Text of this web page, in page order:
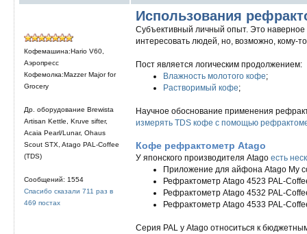
Кофемашина:Hario V60,
Аэропресс
Кофемолка:Mazzer Major for
Grocery
Др. оборудование Brewista
Artisan Kettle, Kruve sifter,
Acaia Pearl/Lunar, Ohaus
Scout STX, Atago PAL-Coffee
(TDS)
Сообщений: 1554
Спасибо сказали 711 раз в
469 постах
Использования
Субъективный личный опыт. Это наверное
интересовать людей, но, возможно, кому-
Пост является логическим продолжением:
Влажность молотого кофе;
Растворимый кофе;
Научное обоснование применения
измерять TDS кофе с помощью
Кофе рефрактометр Atago
У японского производителя Atago есть
Приложение для айфона Atago My
Рефрактометр Atago 4523 PAL-
Рефрактометр Atago 4532 PAL-
Рефрактометр Atago 4533 PAL-
Серия PAL у Atago относиться к